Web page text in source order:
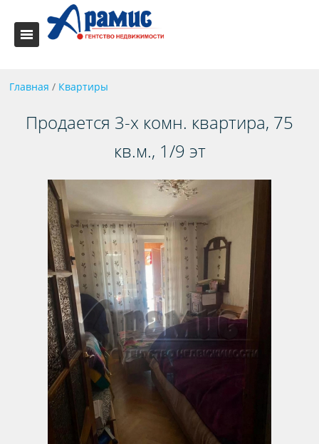
Главная / Квартиры
Продается 3-х комн. квартира, 75
кв.м., 1/9 эт